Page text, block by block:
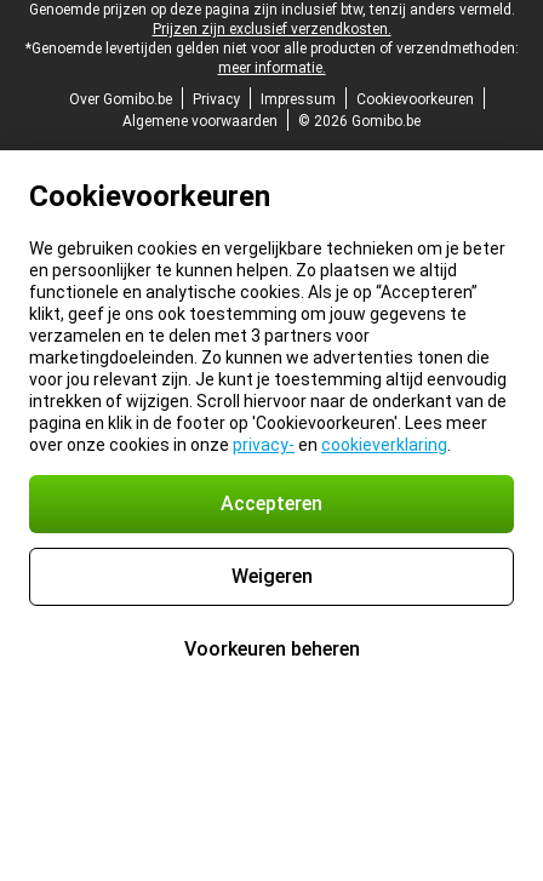
Juridische voettekst
Genoemde prijzen op deze pagina zijn inclusief btw, tenzij anders vermeld.
Prijzen zijn exclusief verzendkosten.
*Genoemde levertijden gelden niet voor alle producten of verzendmethoden:
meer informatie.
Over Gomibo.be
Privacy Impressum
Cookievoorkeuren
Algemene voorwaarden
© 2026 Gomibo.be
Cookievoorkeuren
We gebruiken cookies en vergelijkbare technieken om je beter
en persoonlijker te kunnen helpen. Zo plaatsen we altijd
functionele en analytische cookies. Als je op “Accepteren”
klikt, geef je ons ook toestemming om jouw gegevens te
verzamelen en te delen met 3 partners voor
marketingdoeleinden. Zo kunnen we advertenties tonen die
voor jou relevant zijn. Je kunt je toestemming altijd eenvoudig
intrekken of wijzigen. Scroll hiervoor naar de onderkant van de
pagina en klik in de footer op 'Cookievoorkeuren'. Lees meer
over onze cookies in onze privacy- en cookieverklaring
Accepteren
Weigeren
Voorkeuren beheren